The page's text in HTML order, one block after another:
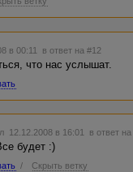
в 00:11 в ответ на #12
что нас услышат.
12.12.2008 в 16:01 в ответ
будет :)
/ Скрыть ветку